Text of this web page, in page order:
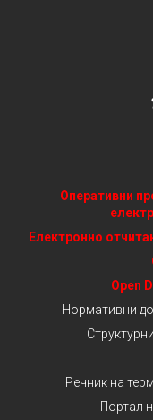
Оперативни
Електронно
Open
Нормативни
Речник на
Портал